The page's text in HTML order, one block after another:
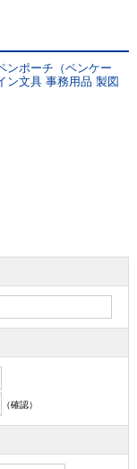
ンポーチ（ペンケー
ン文具 事務用品 製図
（確認）